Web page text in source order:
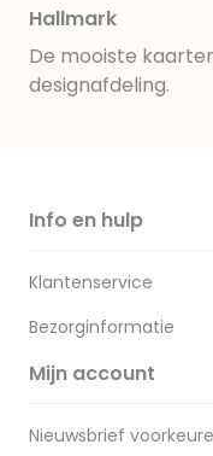
Hallmark
De mooiste
designafdeling.
Info en hulp
Klantenservice
Bezorginformatie
Mijn account
Nieuwsbrief